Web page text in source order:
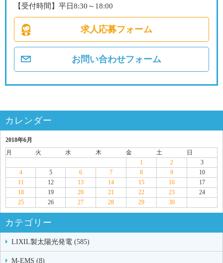
【受付時間】平日8:30～18:00
求人応募フォーム
お問い合わせフォーム
カレンダー
2018年6月
月
火 水 木 金 土
日
1
2
3
4
5 6 7 8 9
10
11
12 13 14 15 16
17
18
19 20 21 22 23
24
25
26 27 28 29 30
カテゴリー
LIXIL製太陽光発電 (585)
M-EMS (8)